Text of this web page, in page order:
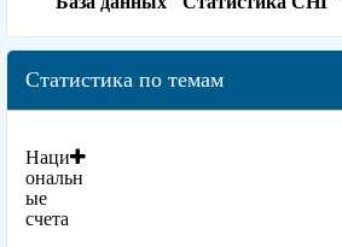
Статистика по темам
Наци
ональн
ые
счета